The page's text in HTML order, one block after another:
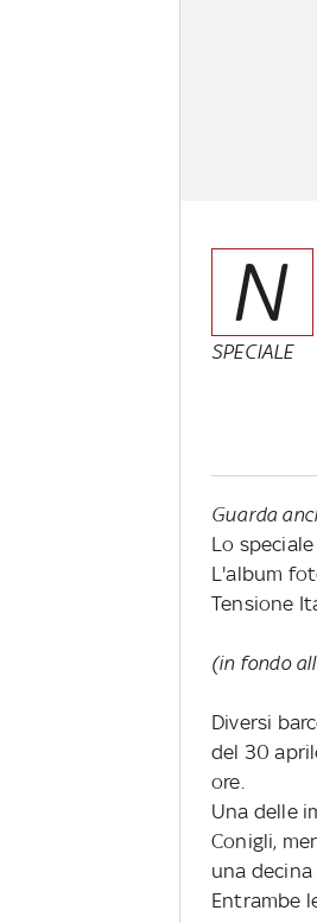
N
SPECIALE
Guarda
Lo
L'album
Tensione
(in fondo
Diversi
del 30
ore.
Una delle
Conigli,
una decina
Entrambe